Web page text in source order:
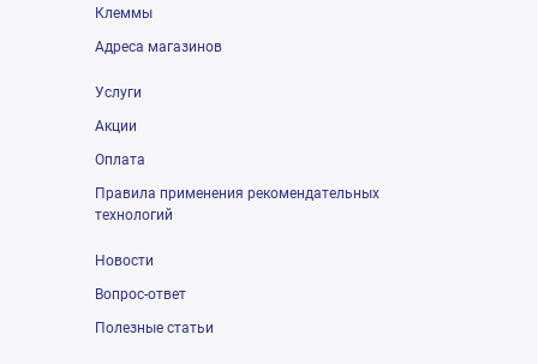
Клеммы
Адреса магазинов
Услуги
Акции
Оплата
Правила применения рекомендательных
технологий
Новости
Вопрос-ответ
Полезные статьи